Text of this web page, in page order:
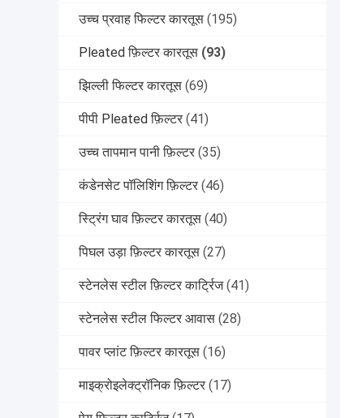
उच्च प्रवाह फिल्टर कारतूस (195)
Pleated फ़िल्टर कारतूस (93)
झिल्ली फिल्टर कारतूस (69)
पीपी Pleated फ़िल्टर (41)
उच्च तापमान पानी फ़िल्टर (35)
कंडेनसेट पॉलिशिंग फ़िल्टर (46)
स्ट्रिंग घाव फ़िल्टर कारतूस (40)
पिघल उड़ा फ़िल्टर कारतूस (27)
स्टेनलेस स्टील फ़िल्टर कार्ट्रिज (41)
स्टेनलेस स्टील फिल्टर आवास (28)
पावर प्लांट फ़िल्टर कारतूस (16)
माइक्रोइलेक्ट्रॉनिक फ़िल्टर (17)